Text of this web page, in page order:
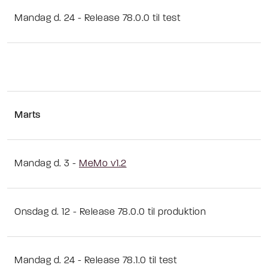
Mandag d. 24 - Release 78.0.0 til test
Marts
Mandag d. 3 - MeMo v1.2
Onsdag d. 12 - Release 78.0.0 til produktion
Mandag d. 24 - Release 78.1.0 til test